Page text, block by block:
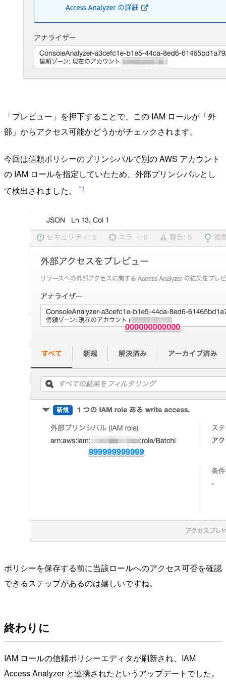
「プレビュー」を押下することで、この IAM ロールが「外
部」からアクセス可能かどうかがチェックされます。
今回は信頼ポリシーのプリンシパルで別の AWS アカウント
の IAM ロールを指定していたため、外部プリンシパルとし
て検出されました。
*1
ポリシーを保存する前に当該ロールへのアクセス可否を確認
できるステップがあるのは嬉しいですね。
終わりに
IAM ロールの信頼ポリシーエディタが刷新され、IAM
Access Analyzer と連携されたというアップデートでした。